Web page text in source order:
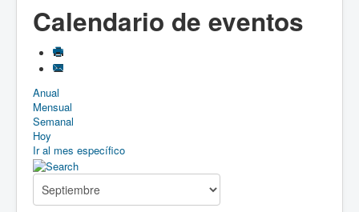
Contactar
Instalaciones
Calendario
Asociarse
Como llegar
Descargas
Calendario de eventos
Anual
Mensual
Semanal
Hoy
Ir al mes específico